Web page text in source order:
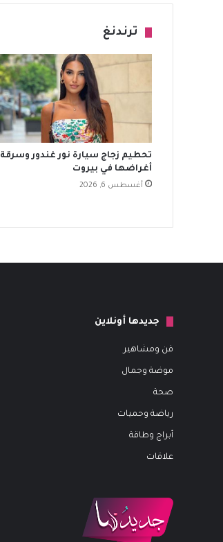
ترندنغ
تحطيم زجاج سيارة نور غندور وسرقة
أغراضها في بيروت
أغسطس 6, 2026
جديدها أونلاين
فن ومشاهير
موضة وجمال
صحة
رياضة وحميات
أبراج وطاقة
علاقات